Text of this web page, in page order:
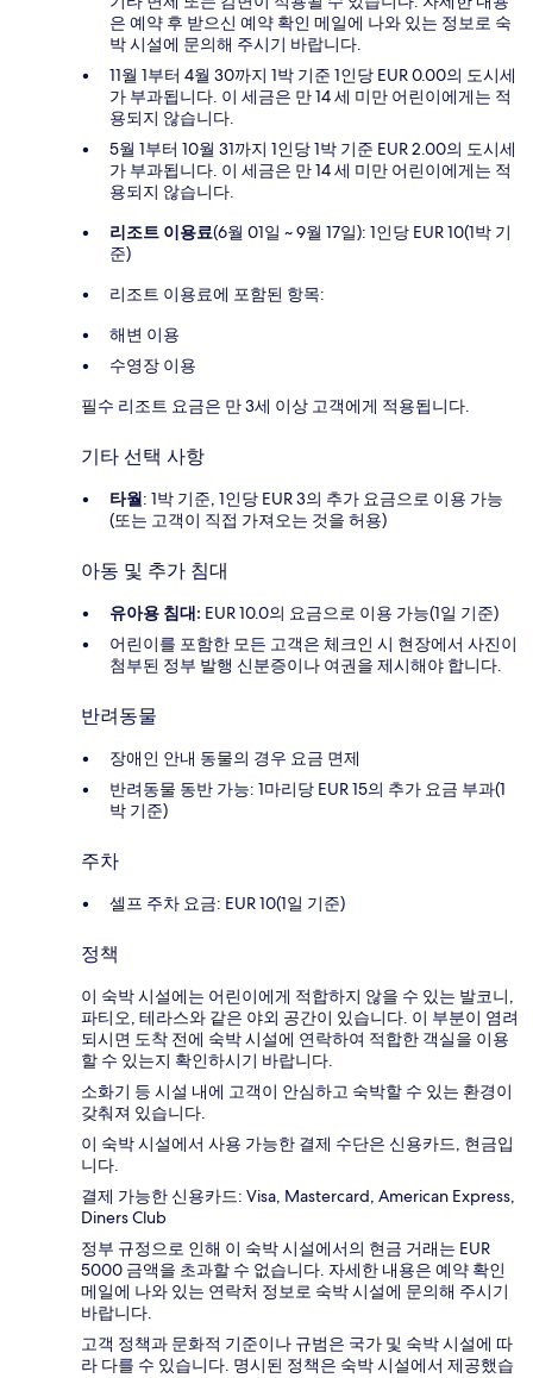
은 예약 후 받으신 예약 확인 메일에 나와 있는 정보로 숙
박 시설에 문의해 주시기 바랍니다.
11월 1부터 4월 30까지 1박 기준 1인당 EUR 0.00의 도시세
가 부과됩니다. 이 세금은 만 14 세 미만 어린이에게는 적
용되지 않습니다.
5월 1부터 10월 31까지 1인당 1박 기준 EUR 2.00의 도시세
가 부과됩니다. 이 세금은 만 14 세 미만 어린이에게는 적
용되지 않습니다.
리조트 이용료(6월 01일 ~ 9월 17일): 1인당 EUR 10(1박 기
준)
리조트 이용료에 포함된 항목:
해변 이용
수영장 이용
필수 리조트 요금은 만 3세 이상 고객에게 적용됩니다.
기타 선택 사항
타월: 1박 기준, 1인당 EUR 3의 추가 요금으로 이용 가능
(또는 고객이 직접 가져오는 것을 허용)
아동 및 추가 침대
유아용 침대: EUR 10.0의 요금으로 이용 가능(1일 기준)
어린이를 포함한 모든 고객은 체크인 시 현장에서 사진이
첨부된 정부 발행 신분증이나 여권을 제시해야 합니다.
반려동물
장애인 안내 동물의 경우 요금 면제
반려동물 동반 가능: 1마리당 EUR 15의 추가 요금 부과(1
박 기준)
주차
셀프 주차 요금: EUR 10(1일 기준)
정책
이 숙박 시설에는 어린이에게 적합하지 않을 수 있는 발코니,
파티오, 테라스와 같은 야외 공간이 있습니다. 이 부분이 염려
되시면 도착 전에 숙박 시설에 연락하여 적합한 객실을 이용
할 수 있는지 확인하시기 바랍니다.
소화기 등 시설 내에 고객이 안심하고 숙박할 수 있는 환경이
갖춰져 있습니다.
이 숙박 시설에서 사용 가능한 결제 수단은 신용카드, 현금입
니다.
결제 가능한 신용카드: Visa, Mastercard, American Express,
Diners Club
정부 규정으로 인해 이 숙박 시설에서의 현금 거래는 EUR
5000 금액을 초과할 수 없습니다. 자세한 내용은 예약 확인
메일에 나와 있는 연락처 정보로 숙박 시설에 문의해 주시기
바랍니다.
고객 정책과 문화적 기준이나 규범은 국가 및 숙박 시설에 따
라 다를 수 있습니다. 명시된 정책은 숙박 시설에서 제공했습